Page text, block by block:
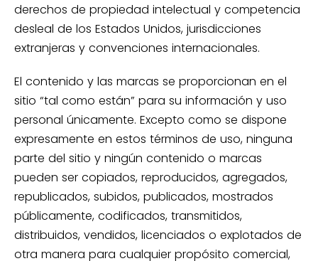
derechos de propiedad intelectual y competencia
desleal de los Estados Unidos, jurisdicciones
extranjeras y convenciones internacionales.
El contenido y las marcas se proporcionan en el
sitio “tal como están” para su información y uso
personal únicamente. Excepto como se dispone
expresamente en estos términos de uso, ninguna
parte del sitio y ningún contenido o marcas
pueden ser copiados, reproducidos, agregados,
republicados, subidos, publicados, mostrados
públicamente, codificados, transmitidos,
distribuidos, vendidos, licenciados o explotados de
otra manera para cualquier propósito comercial,